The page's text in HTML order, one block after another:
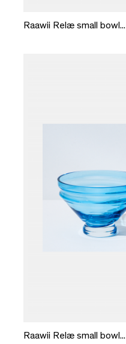
Raawii Relæ small bowl...
Raawii Relæ small bowl...